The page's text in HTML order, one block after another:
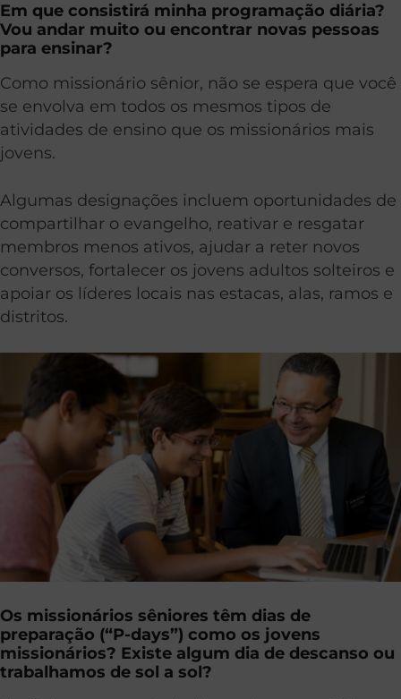
Em que consistirá minha programação diária?
Vou andar muito ou encontrar novas pessoas
para ensinar?
Como missionário sênior, não se espera que você
se envolva em todos os mesmos tipos de
atividades de ensino que os missionários mais
jovens.
Algumas designações incluem oportunidades de
compartilhar o evangelho, reativar e resgatar
membros menos ativos, ajudar a reter novos
conversos, fortalecer os jovens adultos solteiros e
apoiar os líderes locais nas estacas, alas, ramos e
distritos.
Os missionários sêniores têm dias de
preparação (“P-days”) como os jovens
missionários? Existe algum dia de descanso ou
trabalhamos de sol a sol?